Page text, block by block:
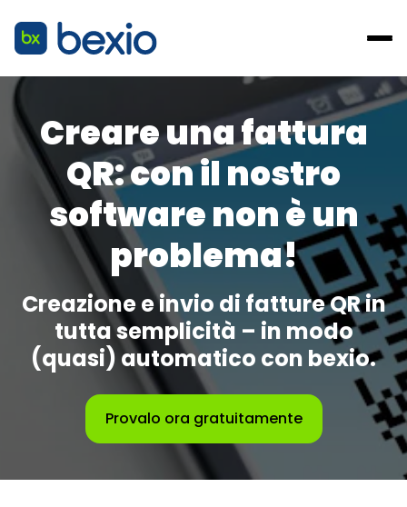
Creare unafattura
QR: con il nostro
softwarenon è un
problema!
Creazione e invio di fatture QR in
tutta semplicità – in modo
(quasi) automatico con bexio.
Provalo ora gratuitamente